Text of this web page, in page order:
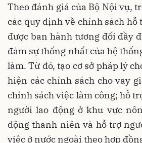
Theo đánh giá của Bộ Nội vụ,
các quy định về chính sách hỗ
được ban hành tương đối đầy
đảm sự thống nhất của hệ
làm. Từ đó, tạo cơ sở pháp lý
hiện các chính sách cho vay
chính sách việc làm công; hỗ
người lao động ở khu vực
động thanh niên và hỗ trợ
việc ở nước ngoài theo hợp